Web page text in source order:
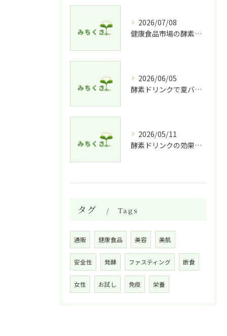
2026/07/08
健康食品市場の酵素ドリンク特徴比較
2026/06/05
酵素ドリンクで夏バテ予防法
2026/05/11
酵素ドリンクの効果的な飲み方と適した人
タグ Tags
通販 健康食品 美容 美肌
安全性 発酵 ファスティング 断食
女性 お試し 免疫 栄養